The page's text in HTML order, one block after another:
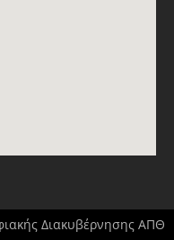
Διακυβέρνησης ΑΠΘ